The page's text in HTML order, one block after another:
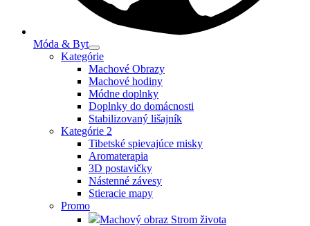
Móda & Byt
Kategórie
Machové Obrazy
Machové hodiny
Módne doplnky
Doplnky do domácnosti
Stabilizovaný lišajník
Kategórie 2
Tibetské spievajúce misky
Aromaterapia
3D postavičky
Nástenné závesy
Stieracie mapy
Promo
Machový obraz Strom života